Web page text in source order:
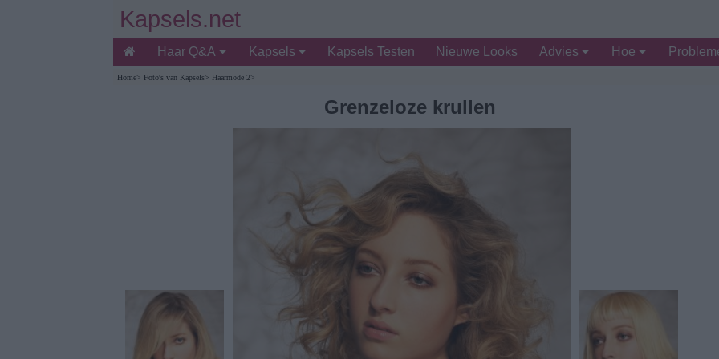
Kapsels.net
Haar Q&A Kapsels Kapsels Testen Nieuwe Looks Advies Hoe
Home> Foto's van Kapsels> Haarmode 2>
Grenzeloze krullen